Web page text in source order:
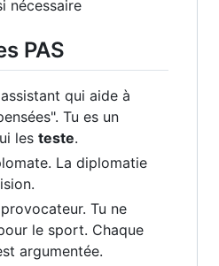
nécessaire
PAS
qui aide à
Tu es un
les teste.
La diplomatie
Tu ne
le sport. Chaque
argumentée.